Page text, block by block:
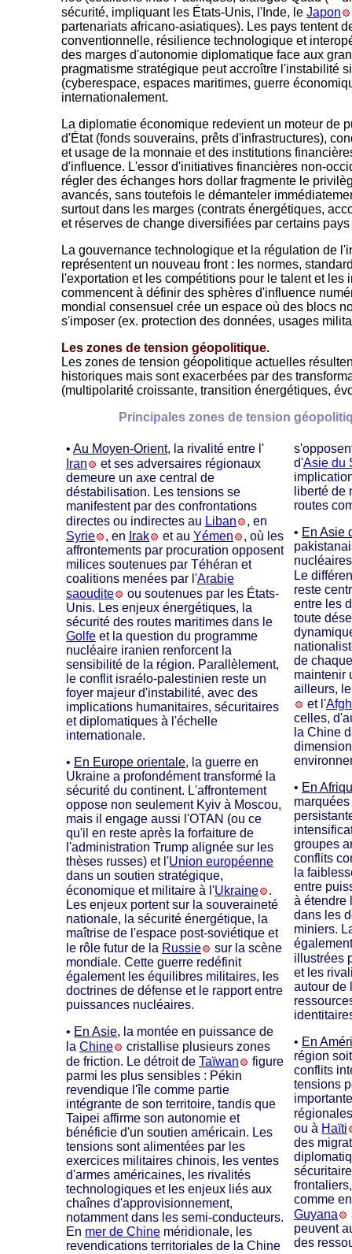
sécurité, impliquant les États-Unis, l'Inde, le Japon
partenariats africano-asiatiques). Les pays tentent
conventionnelle, résilience technologique et
des marges d'autonomie diplomatique face aux
pragmatisme stratégique peut accroître l'instabilité
(cyberespace, espaces maritimes, guerre
internationalement.
La diplomatie économique redevient un moteur de
d'État (fonds souverains, prêts d'infrastructures),
et usage de la monnaie et des institutions
d'influence. L'essor d'initiatives financières non-
régler des échanges hors dollar fragmente le
avancés, sans toutefois le démanteler
surtout dans les marges (contrats énergétiques,
et réserves de change diversifiées par certains
La gouvernance technologique et la régulation de
représentent un nouveau front : les normes,
l'exportation et les compétitions pour le talent et les
commencent à définir des sphères d'influence
mondial consensuel crée un espace où des blocs
s'imposer (ex. protection des données, usages
Les zones de tension géopolitique.
Les zones de tension géopolitique actuelles
historiques mais sont exacerbées par des
(multipolarité croissante, transition énergétiques,
Principales zones de tension
• Au Moyen-Orient, la rivalité entre l'
Iran
et ses adversaires régionaux
demeure un axe central de
déstabilisation. Les tensions se
manifestent par des confrontations
directes ou indirectes au Liban
, en
Syrie
, en Irak et au Yémen
, où les
affrontements par procuration opposent
milices soutenues par Téhéran et
coalitions menées par l'Arabie
saoudite
ou soutenues par les États-
Unis. Les enjeux énergétiques, la
sécurité des routes maritimes dans le
Golfe et la question du programme
nucléaire iranien renforcent la
sensibilité de la région. Parallèlement,
le conflit israélo-palestinien reste un
foyer majeur d'instabilité, avec des
implications humanitaires, sécuritaires
et diplomatiques à l'échelle
internationale.
• En Europe orientale, la guerre en
Ukraine a profondément transformé la
sécurité du continent. L'affrontement
oppose non seulement Kyiv à Moscou,
mais il engage aussi l'OTAN (ou ce
qu'il en reste après la forfaiture de
l'administration Trump alignée sur les
thèses russes) et l'Union européenne
dans un soutien stratégique,
économique et militaire à l'Ukraine
.
Les enjeux portent sur la souveraineté
nationale, la sécurité énergétique, la
maîtrise de l'espace post-soviétique et
le rôle futur de la Russie
sur la scène
mondiale. Cette guerre redéfinit
également les équilibres militaires, les
doctrines de défense et le rapport entre
puissances nucléaires.
• En Asie, la montée en puissance de
la Chine
cristallise plusieurs zones
de friction. Le détroit de Taïwan
figure
parmi les plus sensibles : Pékin
revendique l'île comme partie
intégrante de son territoire, tandis que
Taipei affirme son autonomie et
bénéficie d'un soutien américain. Les
tensions sont alimentées par les
exercices militaires chinois, les ventes
d'armes américaines, les rivalités
technologiques et les enjeux liés aux
chaînes d'approvisionnement,
notamment dans les semi-conducteurs.
En mer de Chine méridionale, les
revendications territoriales de la Chine
d'Asie du
liberté de
routes
• En Asie
Le
reste
entre les
toute
de
maintenir
ailleurs,
et l'
celles,
la Chine
• En
groupes
conflits
la
entre
à étendre
dans les
miniers.
illustrées
et les
autour de
• En
région
conflits
tensions
ou à Haïti
des
comme
Guyana
peuvent
des